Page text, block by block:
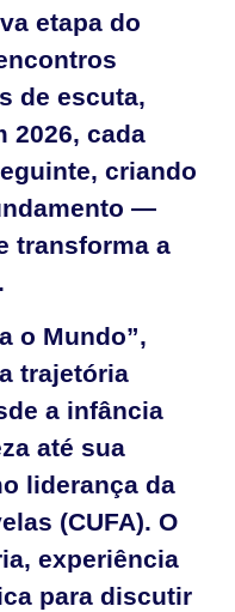
etapa do
de escuta,
2026, cada
criando
—
transforma a
o Mundo”,
trajetória
a infância
até sua
liderança da
(CUFA). O
experiência
para discutir